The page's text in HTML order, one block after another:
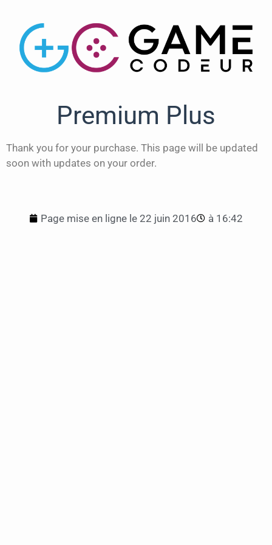
Premium Plus
Thank you for your purchase. This page will be updated
soon with updates on your order.
Page mise en ligne le 22 juin 2016 à 16:42